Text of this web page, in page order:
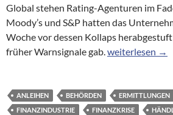
Global stehen Rating-Agenturen im
Moody’s und S&P hatten das
Woche vor dessen Kollaps
früher Warnsignale gab.Größte US-
weiterlesen →
ANLEIHEN BEHÖRDEN ERMITTLUNGEN
FINANZINDUSTRIE
FINANZKRISE